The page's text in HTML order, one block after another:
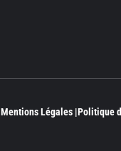
Mentions Légales |Politique